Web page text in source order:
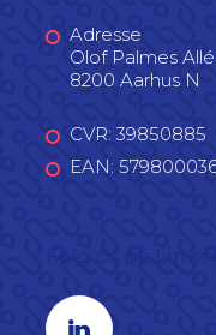
Adresse
Olof Palmes Allé
8200 Aarhus N
CVR: 39850885
EAN:
Linkedin profil